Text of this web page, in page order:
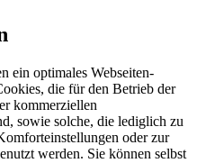
ein optimales Webseiten-
die für den Betrieb der
kommerziellen
sowie solche, die lediglich zu
oder zur
werden. Sie können selbst